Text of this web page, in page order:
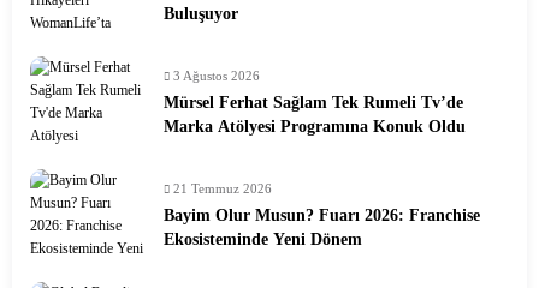
Buluşuyor
3 Ağustos 2026
Mürsel Ferhat Sağlam Tek Rumeli Tv’de
Marka Atölyesi Programına Konuk Oldu
21 Temmuz 2026
Bayim Olur Musun? Fuarı 2026: Franchise
Ekosisteminde Yeni Dönem